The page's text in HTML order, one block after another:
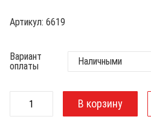
о
у
Артикул: 6619
Вариант
оплаты